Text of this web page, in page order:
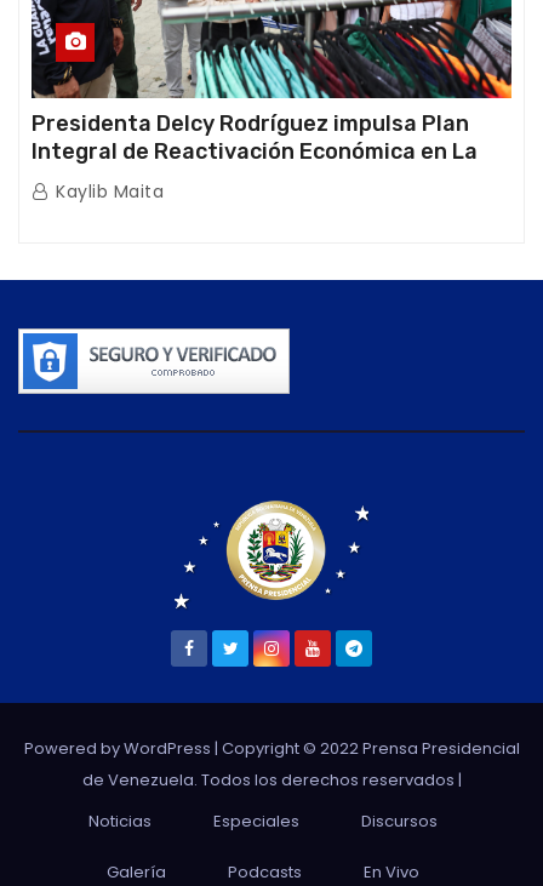
Presidenta Delcy Rodríguez impulsa Plan
Integral de Reactivación Económica en La
Guaira
Kaylib Maita
Powered by WordPress | Copyright © 2022 Prensa Presidencial
de Venezuela. Todos los derechos reservados |
Noticias
Especiales Discursos
Galería Podcasts En Vivo